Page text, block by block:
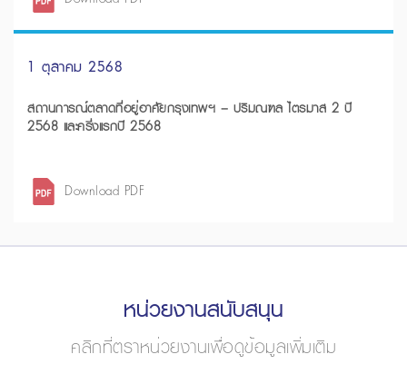
1 ตุลาคม 2568
สถานการณ์ตลาดที่อยู่อาศัยกรุงเทพฯ – ปริมณฑล ไตรมาส 2 ปี
2568 และครึ่งแรกปี 2568
Download PDF
หน่วยงานสนับสนุน
คลิกที่ตราหน่วยงานเพื่อดูข้อมูลเพิ่มเติม